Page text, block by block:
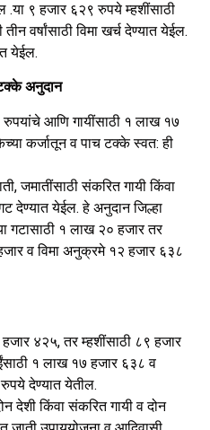
९ हजार ६२९ रुपये म्हशींसाठी
वर्षांसाठी विमा खर्च देण्यात येईल.
येईल.
अनुदान
आणि गायींसाठी १ लाख १७
कर्जातून व पाच टक्के स्वत: ही
जमातींसाठी संकरित गायी किंवा
देण्यात येईल. हे अनुदान जिल्हा
गटासाठी १ लाख २० हजार तर
व विमा अनुक्रमे १२ हजार ६३८
४२५, तर म्हशींसाठी ८९ हजार
१ लाख १७ हजार ६३८ व
रुपयेदेण्यात येतील.
देशी किंवा संकरित गायी व दोन